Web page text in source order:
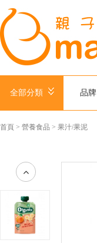
全部分類 品牌
首頁 > 營養食品 > 果汁/果泥